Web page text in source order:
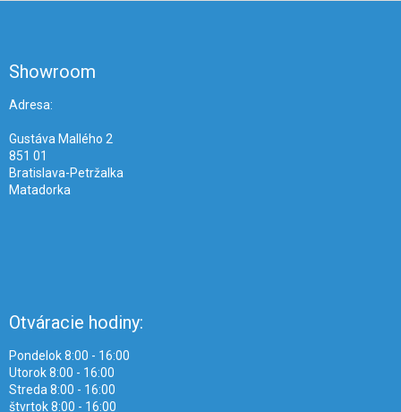
Showroom
Adresa:
Gustáva Mallého 2
851 01
Bratislava-Petržalka
Matadorka
Otváracie hodiny:
Pondelok 8:00 - 16:00
Utorok 8:00 - 16:00
Streda 8:00 - 16:00
štvrtok 8:00 - 16:00